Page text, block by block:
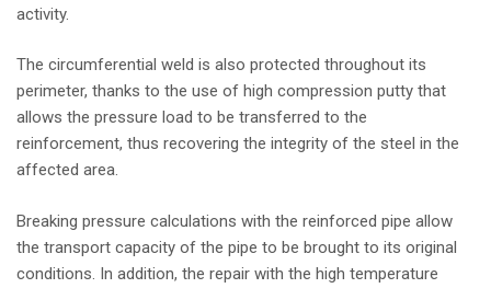
activity.
The circumferential weld is also protected throughout its
perimeter, thanks to the use of high compression putty that
allows the pressure load to be transferred to the
reinforcement, thus recovering the integrity of the steel in the
affected area.
Breaking pressure calculations with the reinforced pipe allow
the transport capacity of the pipe to be brought to its original
conditions. In addition, the repair with the high temperature